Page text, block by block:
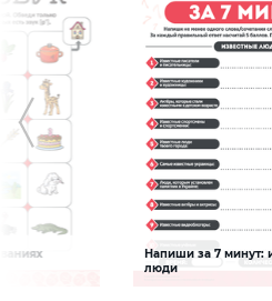
Словарный запас
Напиши за 7 минут:
люди